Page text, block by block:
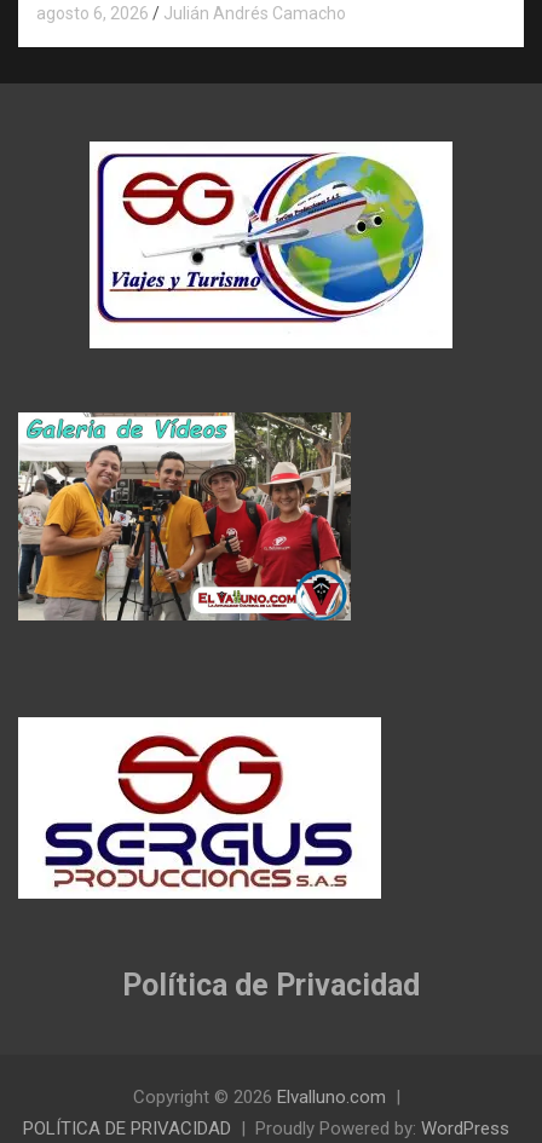
agosto 6, 2026 Julián Andrés Camacho
Política de Privacidad
Copyright © 2026 Elvalluno.com
POLÍTICA DE PRIVACIDAD
Proudly Powered by: WordPress